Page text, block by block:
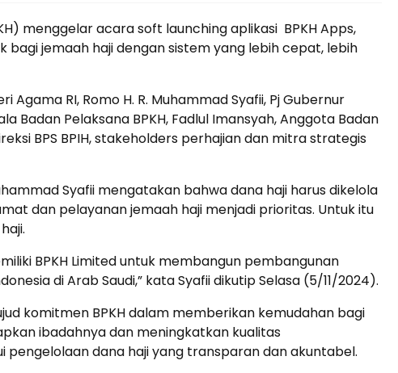
menggelar acara soft launching aplikasi BPKH Apps,
jemaah haji dengan sistem yang lebih cepat, lebih
Agama RI, Romo H. R. Muhammad Syafii, Pj Gubernur
Badan Pelaksana BPKH, Fadlul Imansyah, Anggota Badan
BPS BPIH, stakeholders perhajian dan mitra strategis
Syafii mengatakan bahwa dana haji harus dikelola
dan pelayanan jemaah haji menjadi prioritas. Untuk itu
BPKH Limited untuk membangun pembangunan
di Arab Saudi,” kata Syafii dikutip Selasa (5/11/2024).
komitmen BPKH dalam memberikan kemudahan bagi
ibadahnya dan meningkatkan kualitas
pengelolaan dana haji yang transparan dan akuntabel.